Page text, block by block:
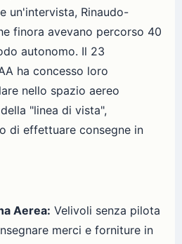
un'intervista, Rinaudo-
finora avevano percorso 40
autonomo. Il 23
ha concesso loro
nello spazio aereo
"linea di vista",
di effettuare consegne in
Aerea: Velivoli senza pilota
merci e forniture in